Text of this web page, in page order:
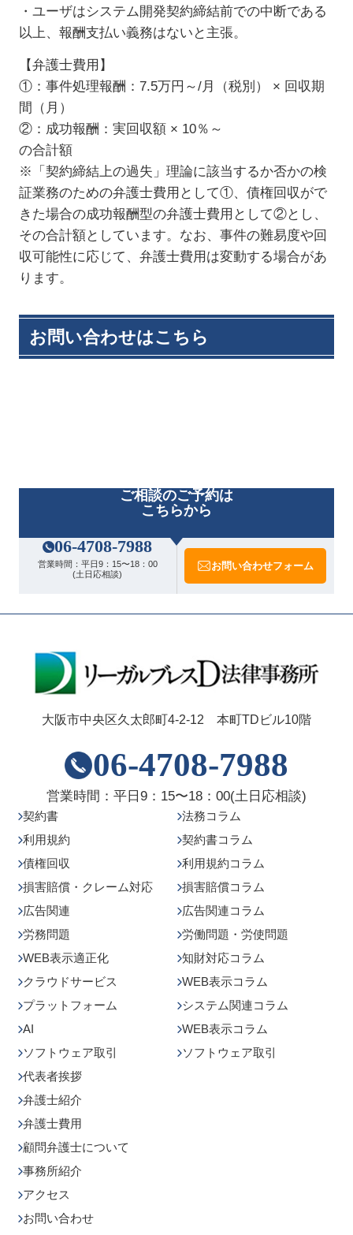
・ユーザはシステム開発契約締結前での中断である
以上、報酬支払い義務はないと主張。
【弁護士費用】
①：事件処理報酬：7.5万円～/月（税別） × 回収期
間（月）
②：成功報酬：実回収額 × 10％～
の合計額
※「契約締結上の過失」理論に該当するか否かの検
証業務のための弁護士費用として①、債権回収がで
きた場合の成功報酬型の弁護士費用として②とし、
その合計額としています。なお、事件の難易度や回
収可能性に応じて、弁護士費用は変動する場合があ
ります。
お問い合わせはこちら
ご相談のご予約は
こちらから
06-4708-7988
営業時間： 平日9：15〜18：00
(土日応相談)
お問い合わせフォーム
大阪市中央区久太郎町4-2-12 本町TDビル10階
06-4708-7988
営業時間： 平日9：15〜18：00(土日応相談)
契約書
利用規約
債権回収
損害賠償・クレーム対応
広告関連
労務問題
WEB表示適正化
クラウドサービス
プラットフォーム
AI
ソフトウェア取引
法務コラム
契約書コラム
利用規約コラム
損害賠償コラム
広告関連コラム
労働問題・労使問題
知財対応コラム
WEB表示コラム
システム関連コラム
WEB表示コラム
ソフトウェア取引
代表者挨拶
弁護士紹介
弁護士費用
顧問弁護士について
事務所紹介
アクセス
お問い合わせ